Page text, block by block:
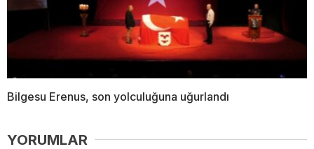
Bilgesu Erenus, son yolculuğuna uğurlandı
YORUMLAR